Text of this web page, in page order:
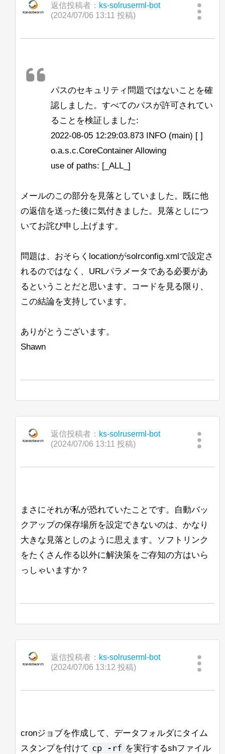
返信投稿者： ks-solruserml-bot
(2024/07/06 13:11 投稿)
パスのセキュリティ問題ではないことを確
認しました。すべてのパスが許可されてい
ることを検証しました:
2022-08-05 12:29:03.873 INFO (main) [ ]
o.a.s.c.CoreContainer Allowing
use of paths: [_ALL_]
メールのこの部分を見落としていました。既に他
の返信を送った後に気付きました。見落としにつ
いてお詫び申し上げます。
問題は、おそらくlocationがsolrconfig.xmlで設定さ
れるのではなく、URLパラメータである必要があ
るということだと思います。コードを見る限り、
この結論を支持しています。
ありがとうございます。
Shawn
返信投稿者： ks-solruserml-bot
(2024/07/06 13:11 投稿)
まさにそれが私が恐れていたことです。自動バッ
クアップの保存場所を設定できないのは、かなり
大きな見落としのように思えます。ソフトリンク
をたくさん作る以外に解決策をご存知の方はいら
っしゃいますか？
返信投稿者： ks-solruserml-bot
(2024/07/06 13:12 投稿)
cronジョブを作成して、データフォルダにタイム
スタンプを付けて cp -rf を実行するshファイル